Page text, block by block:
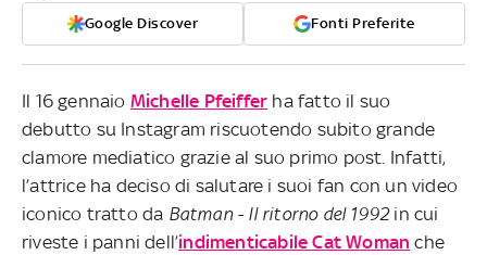
Google Discover Fonti Preferite
Il 16 gennaio Michelle Pfeiffer ha fatto il suo
debutto su Instagram riscuotendo subito grande
clamore mediatico grazie al suo primo post. Infatti,
l’attrice ha deciso di salutare i suoi fan con un video
iconico tratto da Batman - Il ritorno del 1992in cui
riveste i panni dell’indimenticabile Cat Woman che